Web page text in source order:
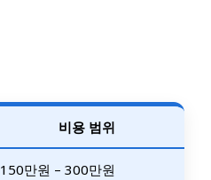
비용 범위
150만원 – 300만원